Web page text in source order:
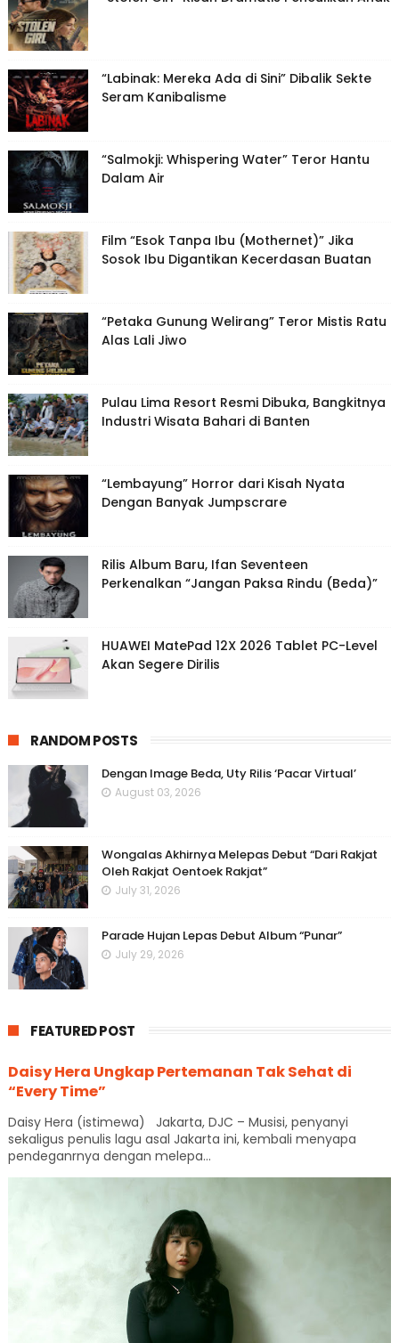
“Labinak: Mereka Ada di Sini” Dibalik Sekte
Seram Kanibalisme
“Salmokji: Whispering Water” Teror Hantu
Dalam Air
Film “Esok Tanpa Ibu (Mothernet)” Jika
Sosok Ibu Digantikan Kecerdasan Buatan
“Petaka Gunung Welirang” Teror Mistis Ratu
Alas Lali Jiwo
Pulau Lima Resort Resmi Dibuka, Bangkitnya
Industri Wisata Bahari di Banten
“Lembayung” Horror dari Kisah Nyata
Dengan Banyak Jumpscrare
Rilis Album Baru, Ifan Seventeen
Perkenalkan “Jangan Paksa Rindu (Beda)”
HUAWEI MatePad 12X 2026 Tablet PC-Level
Akan Segere Dirilis
RANDOM POSTS
Dengan Image Beda, Uty Rilis ‘Pacar Virtual’
August 03, 2026
Wongalas Akhirnya Melepas Debut “Dari Rakjat
Oleh Rakjat Oentoek Rakjat”
July 31, 2026
Parade Hujan Lepas Debut Album “Punar”
July 29, 2026
FEATURED POST
Daisy Hera Ungkap Pertemanan Tak Sehat di
“Every Time”
Daisy Hera (istimewa) Jakarta, DJC – Musisi, penyanyi
sekaligus penulis lagu asal Jakarta ini, kembali menyapa
pendeganrnya dengan melepa...